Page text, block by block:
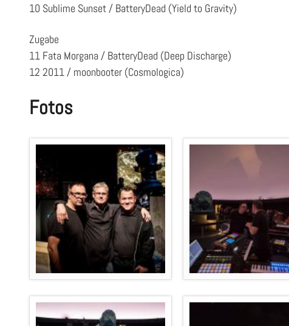
10 Sublime Sunset / BatteryDead (Yield to Gravity)
Zugabe
11 Fata Morgana / BatteryDead (Deep Discharge)
12 2011 / moonbooter (Cosmologica)
Fotos